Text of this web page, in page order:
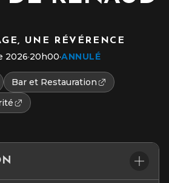
UNE RÉVÉRENCE
2026·20h00·ANNULÉ
Bar et Restauration